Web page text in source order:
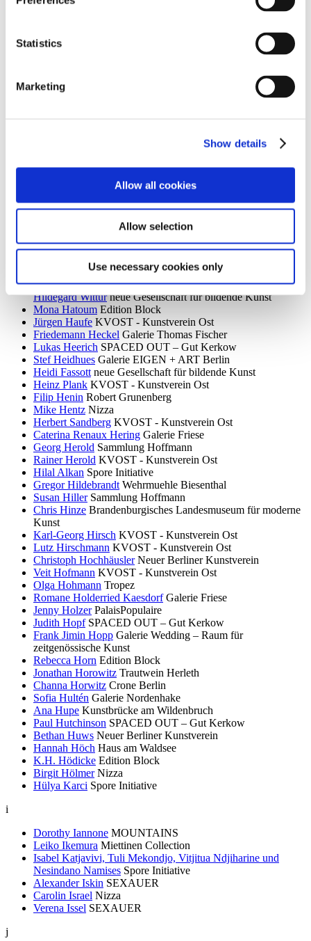
Statistics
Marketing
Show details
Allow all cookies
Allow selection
Use necessary cookies only
Monika Grabuschnigg
SPACED OUT – Gut Kerkow
Isabelle Graeff
Martin Groß
Kunstraum Kreuzberg/Bethanien
KVOST - Kunstverein Ost
Robert Haas Haus am Waldsee
Galerie Nordenhake
Villa Schöningen
Richard Hamilton Edition Block
KVOST - Kunstverein Ost
Harald Krainer, Lutz Marx, Herbert Meyer, Veronika Patzuda,
Hildegard Wittur neue Gesellschaft für bildende Kunst
Mona Hatoum Edition Block
Jürgen Haufe KVOST - Kunstverein Ost
Friedemann Heckel Galerie Thomas Fischer
Lukas Heerich SPACED OUT – Gut Kerkow
Stef Heidhues Galerie EIGEN + ART Berlin
Heidi Fassott neue Gesellschaft für bildende Kunst
Heinz Plank KVOST - Kunstverein Ost
Filip Henin Robert Grunenberg
Mike Hentz Nizza
Herbert Sandberg KVOST - Kunstverein Ost
Caterina Renaux Hering Galerie Friese
Georg Herold Sammlung Hoffmann
Rainer Herold KVOST - Kunstverein Ost
Hilal Alkan Spore Initiative
Gregor Hildebrandt Wehrmuehle Biesenthal
Susan Hiller Sammlung Hoffmann
Chris Hinze Brandenburgisches Landesmuseum für moderne
Kunst
Karl-Georg Hirsch KVOST - Kunstverein Ost
Lutz Hirschmann KVOST - Kunstverein Ost
Christoph Hochhäusler Neuer Berliner Kunstverein
Veit Hofmann KVOST - Kunstverein Ost
Olga Hohmann Tropez
Romane Holderried Kaesdorf Galerie Friese
Jenny Holzer PalaisPopulaire
Judith Hopf SPACED OUT – Gut Kerkow
Frank Jimin Hopp Galerie Wedding – Raum für
zeitgenössische Kunst
Rebecca Horn Edition Block
Jonathan Horowitz Trautwein Herleth
Channa Horwitz Crone Berlin
Sofia Hultén Galerie Nordenhake
Ana Hupe Kunstbrücke am Wildenbruch
Paul Hutchinson SPACED OUT – Gut Kerkow
Bethan Huws Neuer Berliner Kunstverein
Hannah Höch Haus am Waldsee
K.H. Hödicke Edition Block
Birgit Hölmer Nizza
Hülya Karci Spore Initiative
i
Dorothy Iannone MOUNTAINS
Leiko Ikemura Miettinen Collection
Isabel Katjavivi, Tuli Mekondjo, Vitjitua Ndjiharine und
Nesindano Namises Spore Initiative
Alexander Iskin SEXAUER
Carolin Israel Nizza
Verena Issel SEXAUER
j